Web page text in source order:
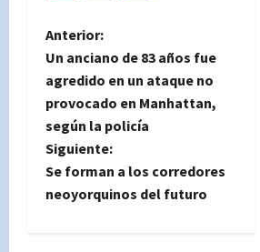
N
a
v
e
g
Anterior:
Un anciano de 83 años fue
agredido en un ataque no
provocado en Manhattan,
según la policía
Siguiente:
Se forman a los corredores
neoyorquinos del futuro